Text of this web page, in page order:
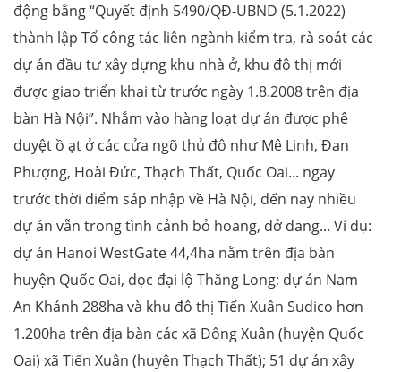
động bằng “Quyết định 5490/QĐ-UBND (5.1.2022)
thành lập Tổ công tác liên ngành kiểm tra, rà soát các
dự án đầu tư xây dựng khu nhà ở, khu đô thị mới
được giao triển khai từ trước ngày 1.8.2008 trên địa
bàn Hà Nội”. Nhắm vào hàng loạt dự án được phê
duyệt ồ ạt ở các cửa ngõ thủ đô như Mê Linh, Đan
Phượng, Hoài Đức, Thạch Thất, Quốc Oai... ngay
trước thời điểm sáp nhập về Hà Nội, đến nay nhiều
dự án vẫn trong tình cảnh bỏ hoang, dở dang... Ví dụ:
dự án Hanoi WestGate 44,4ha nằm trên địa bàn
huyện Quốc Oai, dọc đại lộ Thăng Long; dự án Nam
An Khánh 288ha và khu đô thị Tiến Xuân Sudico hơn
1.200ha trên địa bàn các xã Đông Xuân (huyện Quốc
Oai) xã Tiến Xuân (huyện Thạch Thất); 51 dự án xây